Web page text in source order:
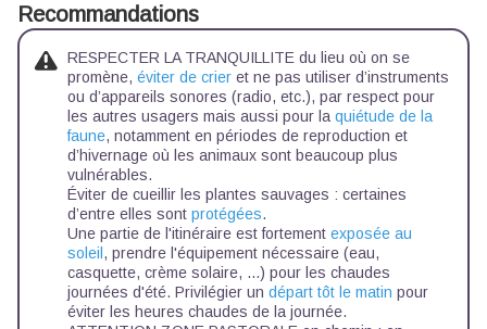
Recommandations
RESPECTER LA TRANQUILLITE du lieu où on se
promène, éviter de crier et ne pas utiliser d’instruments
ou d’appareils sonores (radio, etc.), par respect pour
les autres usagers mais aussi pour la quiétude de la
faune, notamment en périodes de reproduction et
d’hivernage où les animaux sont beaucoup plus
vulnérables.
Éviter de cueillir les plantes sauvages : certaines
d’entre elles sont protégées.
Une partie de l'itinéraire est fortement exposée au
soleil , prendre l'équipement nécessaire (eau,
casquette, crème solaire, ...) pour les chaudes
journées d'été. Privilégier un départ tôt le matin pour
éviter les heures chaudes de la journée.